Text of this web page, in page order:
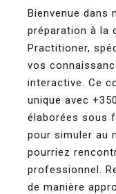
Bienvenue dans
préparation à la
Practitioner,
vos
interactive. Ce
unique avec
élaborées sous
pour simuler au
pourriez
professionnel.
de manière